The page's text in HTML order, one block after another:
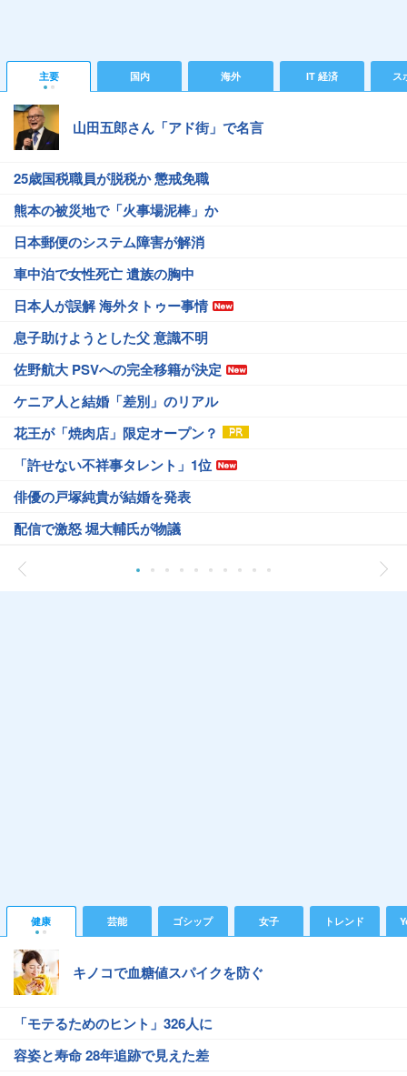
主要 国内 海外 IT 経済 ス
山田五郎さん「アド街」で名言
25歳国税職員が脱税か 懲戒免職
熊本の被災地で「火事場泥棒」か
日本郵便のシステム障害が解消
車中泊で女性死亡 遺族の胸中
日本人が誤解 海外タトゥー事情
息子助けようとした父 意識不明
佐野航大 PSVへの完全移籍が決定
ケニア人と結婚「差別」のリアル
花王が「焼肉店」限定オープン？
「許せない不祥事タレント」1位
俳優の戸塚純貴が結婚を発表
配信で激怒 堀大輔氏が物議
健康 芸能 ゴシップ 女子 トレンド
キノコで血糖値スパイクを防ぐ
「モテるためのヒント」326人に
容姿と寿命 28年追跡で見えた差